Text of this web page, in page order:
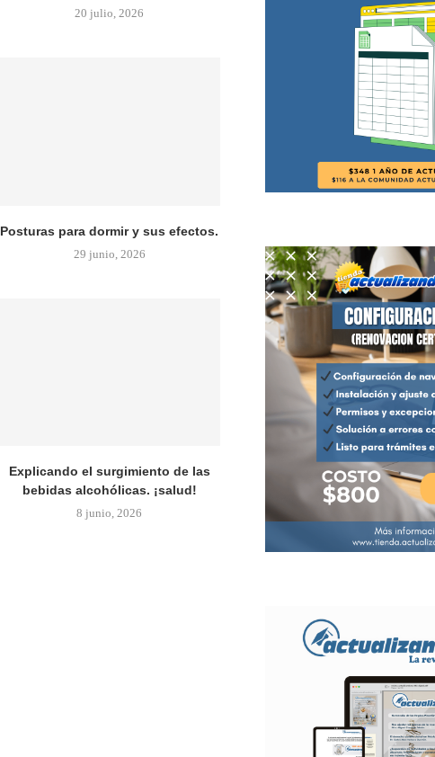
20 julio, 2026
Posturas para dormir y sus efectos.
29 junio, 2026
Explicando el surgimiento de las
bebidas alcohólicas. ¡salud!
8 junio, 2026